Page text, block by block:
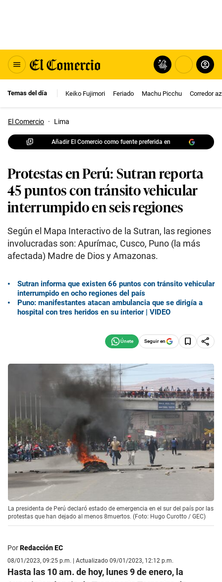
Temas del día Keiko Fujimori Feriado Machu Picchu Corredor
El Comercio · Lima
Añadir El Comercio como fuente preferida en
Protestas en Perú: Sutran reporta
45 puntos con tránsito vehicular
interrumpido en seis regiones
Según el Mapa Interactivo de la Sutran, las regiones
involucradas son: Apurímac, Cusco, Puno (la más
afectada) Madre de Dios y Amazonas.
Sutran informa que existen 66 puntos con tránsito vehicular
interrumpido en ocho regiones del país
Puno: manifestantes atacan ambulancia que se dirigía a
hospital con tres heridos en su interior | VIDEO
Seguir en
La presidenta de Perú declaró estado de emergencia en el sur del país por las
protestas que han dejado al menos 8muertos. (Foto: Hugo Curotto / GEC)
PorRedacción EC
08/01/2023, 09:25 p.m. | Actualizado 09/01/2023, 12:12 p.m.
Hasta las 10 am. de hoy, lunes 9 de enero, la